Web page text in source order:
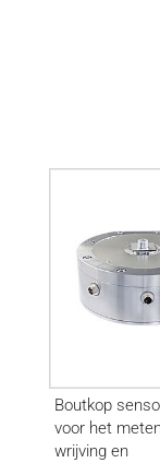
Boutkop
voor het
wrijving en